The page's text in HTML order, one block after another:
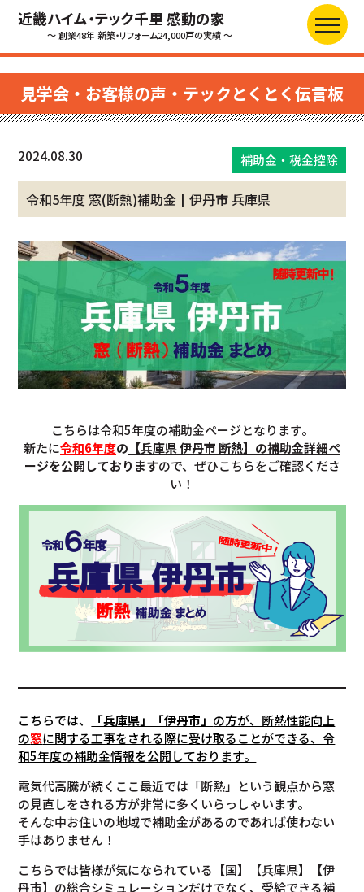
近畿ハイム・テック千里 感動の家
～ 創業48年 新築・リフォーム24,000戸の実績 ～
見学会・お客様の声・テックとくとく伝言板
2024.08.30 補助金・税金控除
令和5年度 窓(断熱)補助金┃伊丹市 兵庫県
こちらは令和5年度の補助金ページとなります。
新たに令和6年度の 【兵庫県 伊丹市 断熱】の補助金詳細ペ
ージを公開しておりますので、ぜひこちらをご確認くださ
い！
こちらでは、 「兵庫県」「伊丹市」 の方が、断熱性能向上
の窓に関する工事をされる際に受け取ることができる、令
和5年度の補助金情報を公開しております。
電気代高騰が続くここ最近では「断熱」という観点から窓
の見直しをされる方が非常に多くいらっしゃいます。
そんな中お住いの地域で補助金があるのであれば使わない
手はありません！
こちらでは皆様が気になられている【国】【兵庫県】【伊
丹市】の総合シミュレーションだけでなく、受給できる補